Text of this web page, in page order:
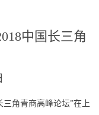
中国长三角
三角青商高峰论坛”在上